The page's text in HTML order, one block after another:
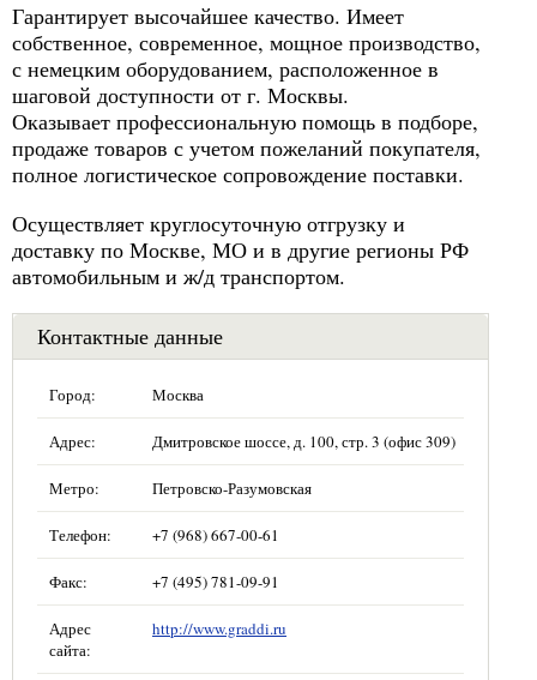
Гарантирует высочайшее качество. Имеет
собственное, современное, мощное производство,
с немецким оборудованием, расположенное в
шаговой доступности от г. Москвы.
Оказывает профессиональную помощь в подборе,
продаже товаров с учетом пожеланий покупателя,
полное логистическое сопровождение поставки.
Осуществляет круглосуточную отгрузку и
доставку по Москве, МО и в другие регионы РФ
автомобильным и ж/д транспортом.
Контактные данные
Город: Москва
Адрес: Дмитровское шоссе, д. 100, стр. 3 (офис 309)
Метро: Петровско-Разумовская
Телефон: +7 (968) 667-00-61
Факс: +7 (495) 781-09-91
Адрес
сайта:
http://www.graddi.ru